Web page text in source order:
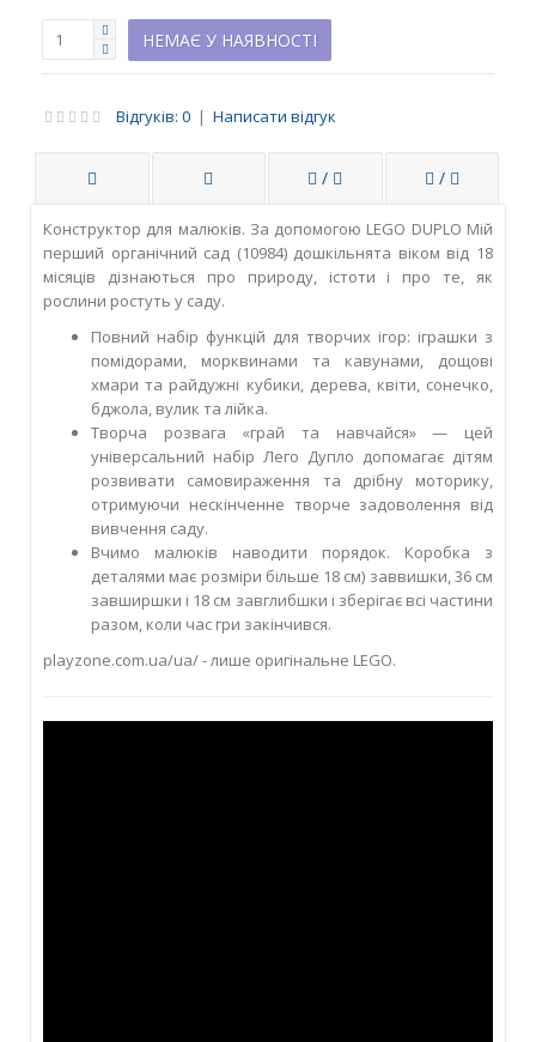
НЕМАЄ У НАЯВНОСТІ
Відгуків: 0 | Написати відгук
/ /
Конструктор для малюків. За допомогою LEGO DUPLO Мій
перший органічний сад (10984) дошкільнята віком від 18
місяців дізнаються про природу, істоти і про те, як
рослини ростуть у саду.
Повний набір функцій для творчих ігор: іграшки з
помідорами, морквинами та кавунами, дощові
хмари та райдужні кубики, дерева, квіти, сонечко,
бджола, вулик та лійка.
Творча розвага «грай та навчайся» — цей
універсальний набір Лего Дупло допомагає дітям
розвивати самовираження та дрібну моторику,
отримуючи нескінченне творче задоволення від
вивчення саду.
Вчимо малюків наводити порядок. Коробка з
деталями має розміри більше 18 см) заввишки, 36 см
завширшки і 18 см завглибшки і зберігає всі частини
разом, коли час гри закінчився.
playzone.com.ua/ua/ - лише оригінальне LEGO.